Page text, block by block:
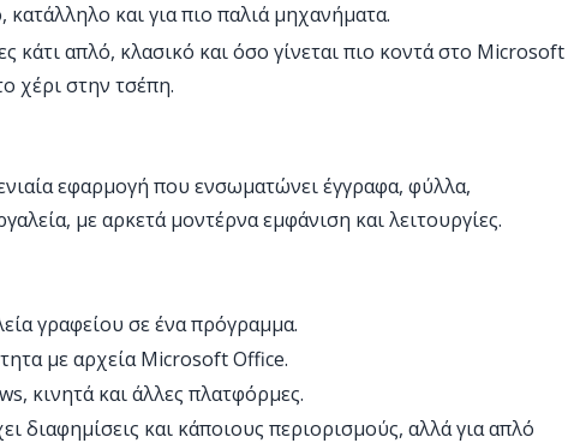
και για πιο παλιά μηχανήματα.
κάτι απλό, κλασικό και όσο γίνεται πιο κοντά στο Microsoft
χέρι στην τσέπη.
εφαρμογή που ενσωματώνει έγγραφα, φύλλα,
με αρκετά μοντέρνα εμφάνιση και λειτουργίες.
γραφείου σε ένα πρόγραμμα.
με αρχεία Microsoft Office.
κινητά και άλλες πλατφόρμες.
διαφημίσεις και κάποιους περιορισμούς, αλλά για απλό